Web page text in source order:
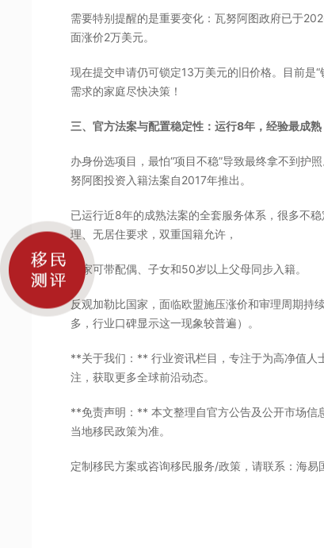
需要特别提醒的是重要变化：瓦努阿图政府已于
面涨价2万美元。
现在提交申请仍可锁定13万美元的旧价格。目前是
需求的家庭尽快决策！
三、官方法案与配置稳定性：运行8年，经验最成熟
办身份选项目，最怕“项目不稳”导致最终拿不到护
努阿图投资入籍法案自2017年推出。
已运行近8年的成熟法案的全套服务体系，很多不
理、无居住要求，双重国籍允许，
全家可带配偶、子女和50岁以上父母同步入籍。
反观加勒比国家，面临欧盟施压涨价和审理周期持
多，行业口碑显示这一现象较普遍）。
**关于我们：** 行业资讯栏目，专注于为高净值人
注，获取更多全球前沿动态。
**免责声明：** 本文整理自官方公告及公开市场信
当地移民政策为准。
定制移民方案或咨询移民服务/政策，请联系：海易